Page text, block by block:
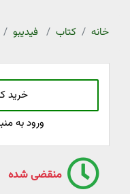
خانه کتاب فیدیبو
خرید
ورود به
منقضی شده